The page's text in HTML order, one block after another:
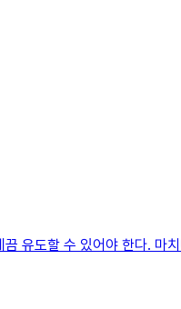
유도할 수 있어야 한다. 마